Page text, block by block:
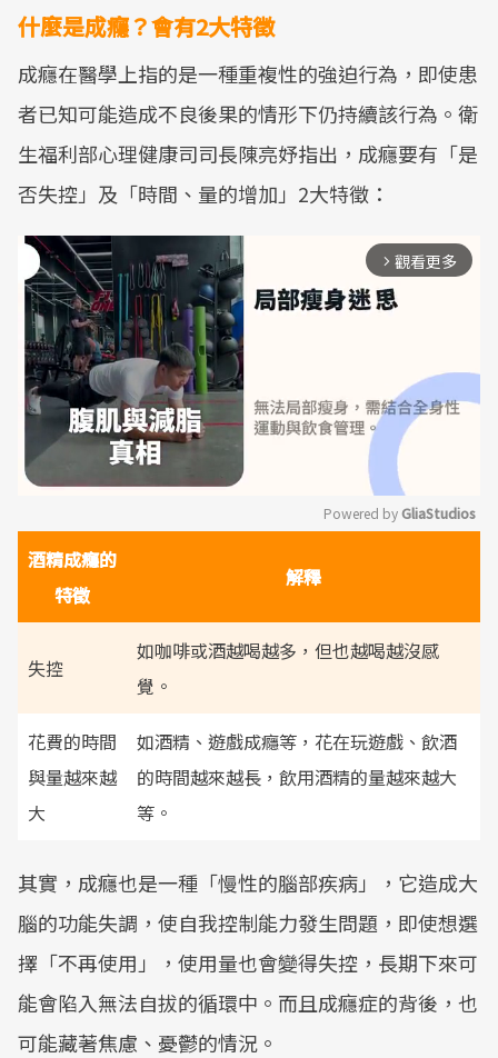
什麼是成癮？會有2大特徵
成癮在醫學上指的是一種重複性的強迫行為，即使患
者已知可能造成不良後果的情形下仍持續該行為。衛
生福利部心理健康司司長陳亮妤指出，成癮要有「是
否失控」及「時間、量的增加」2大特徵：
arrow_forward_ios 觀看更多
Powered by GliaStudios
酒精成癮的
特徵
解釋
失控
如咖啡或酒越喝越多，但也越喝越沒感
覺。
花費的時間
與量越來越
大
如酒精、遊戲成癮等，花在玩遊戲、飲酒
的時間越來越長，飲用酒精的量越來越大
等。
其實，成癮也是一種「慢性的腦部疾病」，它造成大
腦的功能失調，使自我控制能力發生問題，即使想選
擇「不再使用」，使用量也會變得失控，長期下來可
能會陷入無法自拔的循環中。而且成癮症的背後，也
可能藏著焦慮、憂鬱的情況。